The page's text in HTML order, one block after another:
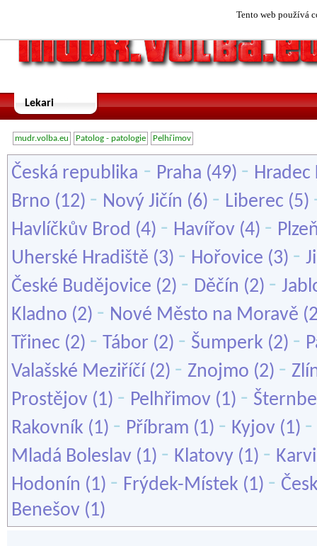
Tento web používá
Lekari
mudr.volba.eu Patolog - patologie Pelhřimov
Česká republika - Praha (49) - Hradec
Brno (12) - Nový Jičín (6) - Liberec (5)
Havlíčkův Brod (4) - Havířov (4) -
Uherské Hradiště (3) - Hořovice (3) -
České Budějovice (2) - Děčín (2) -
Kladno (2) - Nové Město na Moravě
Třinec (2) - Tábor (2) - Šumperk (2) -
Valašské Meziříčí (2) - Znojmo (2) -
Prostějov (1) - Pelhřimov (1) -
Rakovník (1) - Příbram (1) - Kyjov (1) -
Mladá Boleslav (1) - Klatovy (1) -
Hodonín (1) - Frýdek-Místek (1) -
Benešov (1)